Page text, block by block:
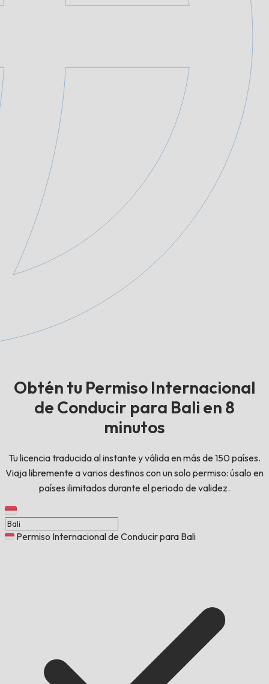
Obtén tu Permiso Internacional
de Conducir para Bali en 8
minutos
Tu licencia traducida al instante y válida en más de 150 países.
Viaja libremente a varios destinos con un solo permiso: úsalo en
países ilimitados durante el periodo de validez.
Permiso Internacional de Conducir para Bali